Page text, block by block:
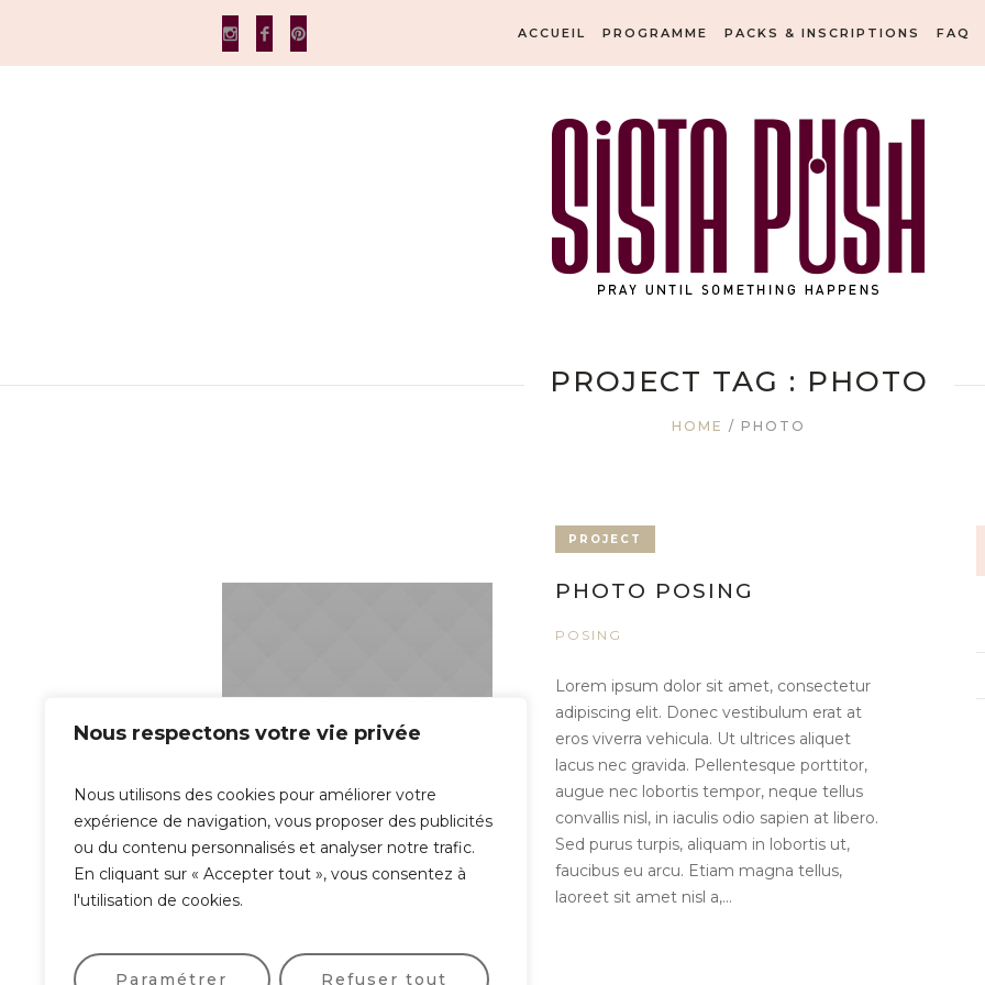
Nous respectons votre vie privée
Nous utilisons des cookies pour améliorer votre
expérience de navigation, vous proposer des publicités
ou du contenu personnalisés et analyser notre trafic.
En cliquant sur « Accepter tout », vous consentez à
l'utilisation de cookies.
Paramétrer Refuser tout
ACCUEIL PROGRAMME PACKS & INSCRIPTIONS FAQ
PROJECT TAG : PHOTO
HOME / PHOTO
PROJECT
PHOTO POSING
POSING
Lorem ipsum dolor sit amet, consectetur
adipiscing elit. Donec vestibulum erat at
eros viverra vehicula. Ut ultrices aliquet
lacus nec gravida. Pellentesque porttitor,
augue nec lobortis tempor, neque tellus
convallis nisl, in iaculis odio sapien at libero.
Sed purus turpis, aliquam in lobortis ut,
faucibus eu arcu. Etiam magna tellus,
laoreet sit amet nisl a,...